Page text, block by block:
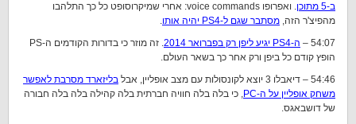
ב-5 מתוכן
. ואפרופו voice commands: אחרי שמיקרוסופט כל כך התלהבו
מהפיצ'ר הזה, מסתבר שגם ל-PS4 יהיה אותו
.
54:07 –
ה-PS4 יגיע ליפן רק בפברואר 2014
. זה מוזר כי בדורות הקודמים ה-PS
הופץ קודם כל ביפן ורק אחר כך בשאר העולם.
54:46 – דיאבלו 3 יוצא לקונסולות עם מצב אופליין, אבל
בליזארד מסרבת לאפשר
משחק אופליין על ה-PC
, כי בלה בלה חוויה חברתית בלה קהילה בלה בלה חבורה
של דושבאגס.